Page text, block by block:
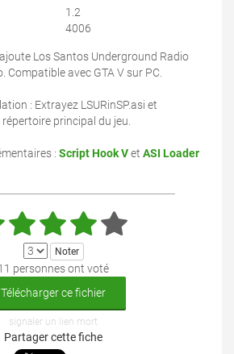
1.2
4006
Los Santos Underground Radio
Compatible avec GTA V sur PC.
: Extrayez LSURinSP.asi et
répertoire principal du jeu.
: Script Hook Vet ASI Loader
personnes ont voté
Télécharger ce fichier
signaler un lien mort
Partager cette fiche